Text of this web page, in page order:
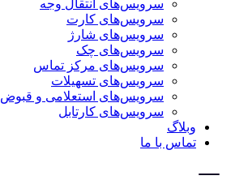
سرویس‌های انتقال وجه
سرویس‌های کارت
سرویس‌های شارژ
سرویس‌های چک
سرویس‌های مرکز تماس
سرویس‌های تسهیلات
سرویس‌های استعلامی و قبوض
سرویس‌های کارتابل
وبلاگ
تماس با ما